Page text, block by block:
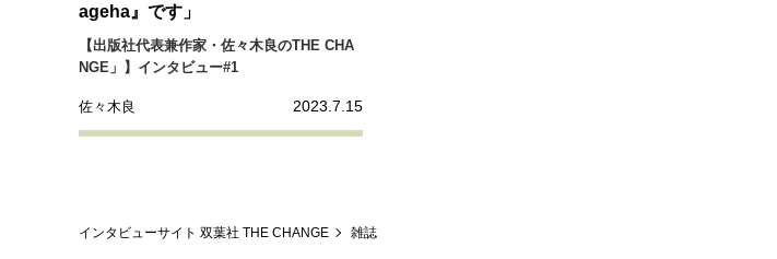
ageha』です」
【出版社代表兼作家・佐々木良のTHE CHA
NGE」】インタビュー#1
佐々木良 2023.7.15
インタビューサイト 双葉社 THE CHANGE 雑誌